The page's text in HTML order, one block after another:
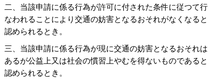
二、当該申請に係る行為が許可に付された条件に従つて行
なわれることにより交通の妨害となるおそれがなくなると
認められるとき。
三、当該申請に係る行為が現に交通の妨害となるおそれは
あるが公益上又は社会の慣習上やむを得ないものであると
認められるとき。